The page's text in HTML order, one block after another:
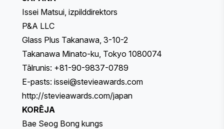
Issei Matsui, izpilddirektors
P&A LLC
Glass Plus Takanawa, 3-10-2
Takanawa Minato-ku, Tokyo 1080074
Tālrunis: +81-90-9837-0789
E-pasts: issei@stevieawards.com
http://stevieawards.com/japan
KORĒJA
Bae Seog Bong kungs